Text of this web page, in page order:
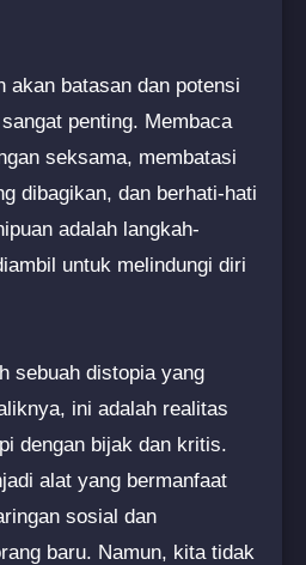
akan batasan dan potensi
penting. Membaca
seksama, membatasi
dibagikan, dan berhati-hati
adalah langkah-
untuk melindungi diri
sebuah distopia yang
ini adalah realitas
dengan bijak dan kritis.
alat yang bermanfaat
sosial dan
baru. Namun, kita tidak